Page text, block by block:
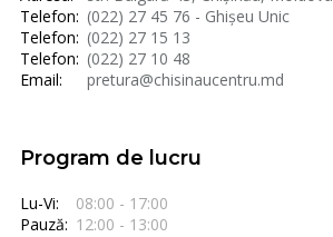
Telefon: (022) 27 45 76 - Ghișeu Unic
Telefon: (022) 27 15 13
Telefon: (022) 27 10 48
Email:
pretura@chisinaucentru.md
Program de lucru
Lu-Vi:
08:00 - 17:00
Pauză: 12:00 - 13:00